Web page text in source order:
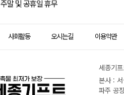
주말 및 공휴일 휴무
사회활동 오시는길 이용약관
세종기
본사 :
파주 공